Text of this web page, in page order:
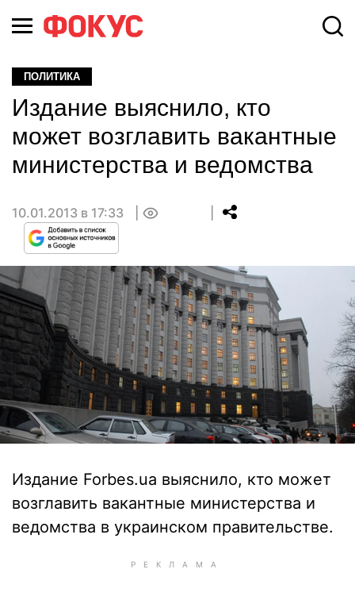
ПОЛИТИКА
Издание выяснило, кто
может возглавить вакантные
министерства и ведомства
10.01.2013 в 17:33
Издание Forbes.ua выяснило, кто может
возглавить вакантные министерства и
ведомства в украинском правительстве.